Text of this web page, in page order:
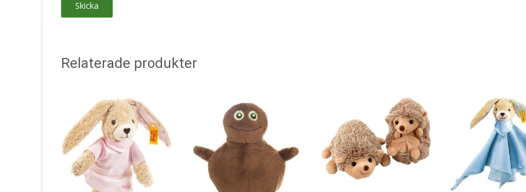
Relaterade produkter